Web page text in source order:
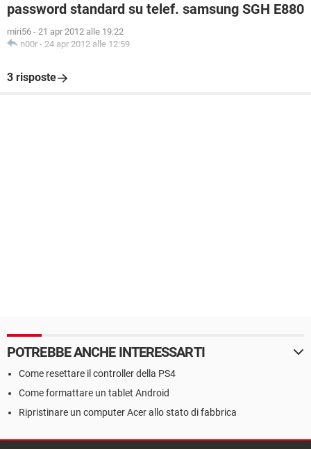
password standard su telef. samsung SGH E880
miri56 - 21 apr 2012 alle 19:22
n00r - 24 apr 2012 alle 12:59
3 risposte
POTREBBE ANCHE INTERESSARTI
Come resettare il controller della PS4
Come formattare un tablet Android
Ripristinare un computer Acer allo stato di fabbrica